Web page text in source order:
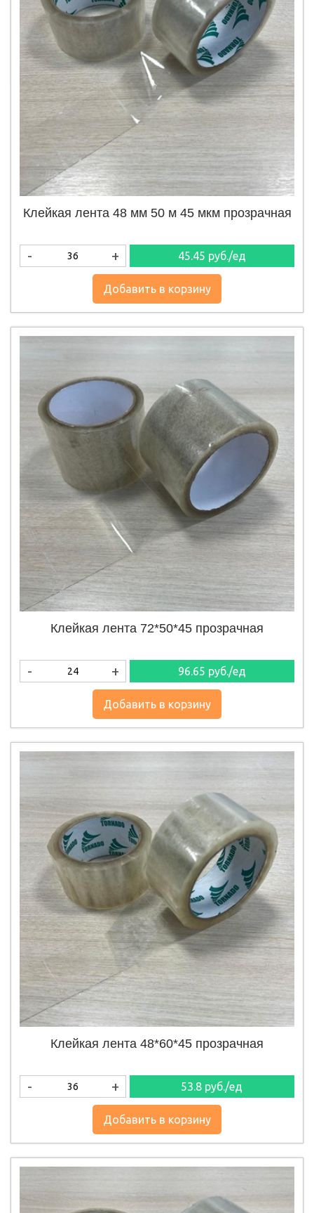
Клейкая лента 48 мм 50 м 45 мкм прозрачная
- + 45.45 руб./ед
Добавить в корзину
Клейкая лента 72*50*45 прозрачная
- + 96.65 руб./ед
Добавить в корзину
Клейкая лента 48*60*45 прозрачная
- + 53.8 руб./ед
Добавить в корзину